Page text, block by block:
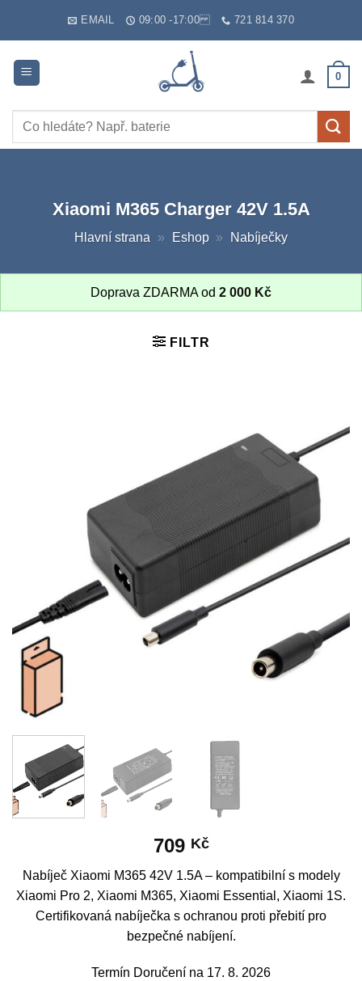
EMAIL 09:00 -17:00 721 814 370
0
Hledat:
Xiaomi M365 Charger 42V 1.5A
Hlavní strana » Eshop » Nabíječky
Doprava ZDARMA od 2 000 Kč
FILTR
709 Kč
Nabíječ Xiaomi M365 42V 1.5A – kompatibilní s modely
Xiaomi Pro 2, Xiaomi M365, Xiaomi Essential, Xiaomi 1S.
Certifikovaná nabíječka s ochranou proti přebití pro
bezpečné nabíjení.
Termín Doručení na 17. 8. 2026